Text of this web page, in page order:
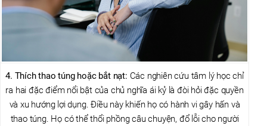
4. Thích thao túng hoặc bắt nạt: Các nghiên cứu tâm lý học chỉ
ra hai đặc điểm nổi bật của chủ nghĩa ái kỷ là đòi hỏi đặc quyền
và xu hướng lợi dụng. Điều này khiến họ có hành vi gây hấn và
thao túng. Họ có thể thổi phồng câu chuyện, đổ lỗi cho người